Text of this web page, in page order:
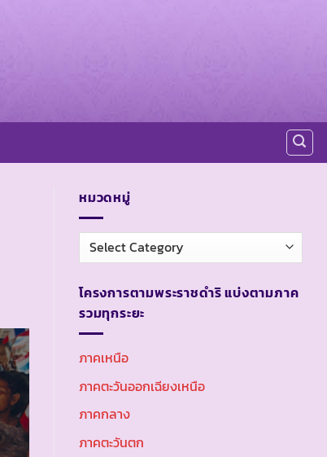
หมวดหมู่
หมวด
หมู่
โครงการตามพระราชดำริ แบ่งตามภาค
รวมทุกระยะ
ภาคเหนือ
ภาคตะวันออกเฉียงเหนือ
ภาคกลาง
ภาคตะวันตก